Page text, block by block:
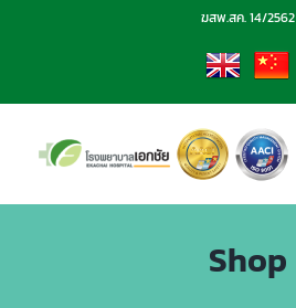
ฆสพ.สค. 14/2562
EN CN
Shop